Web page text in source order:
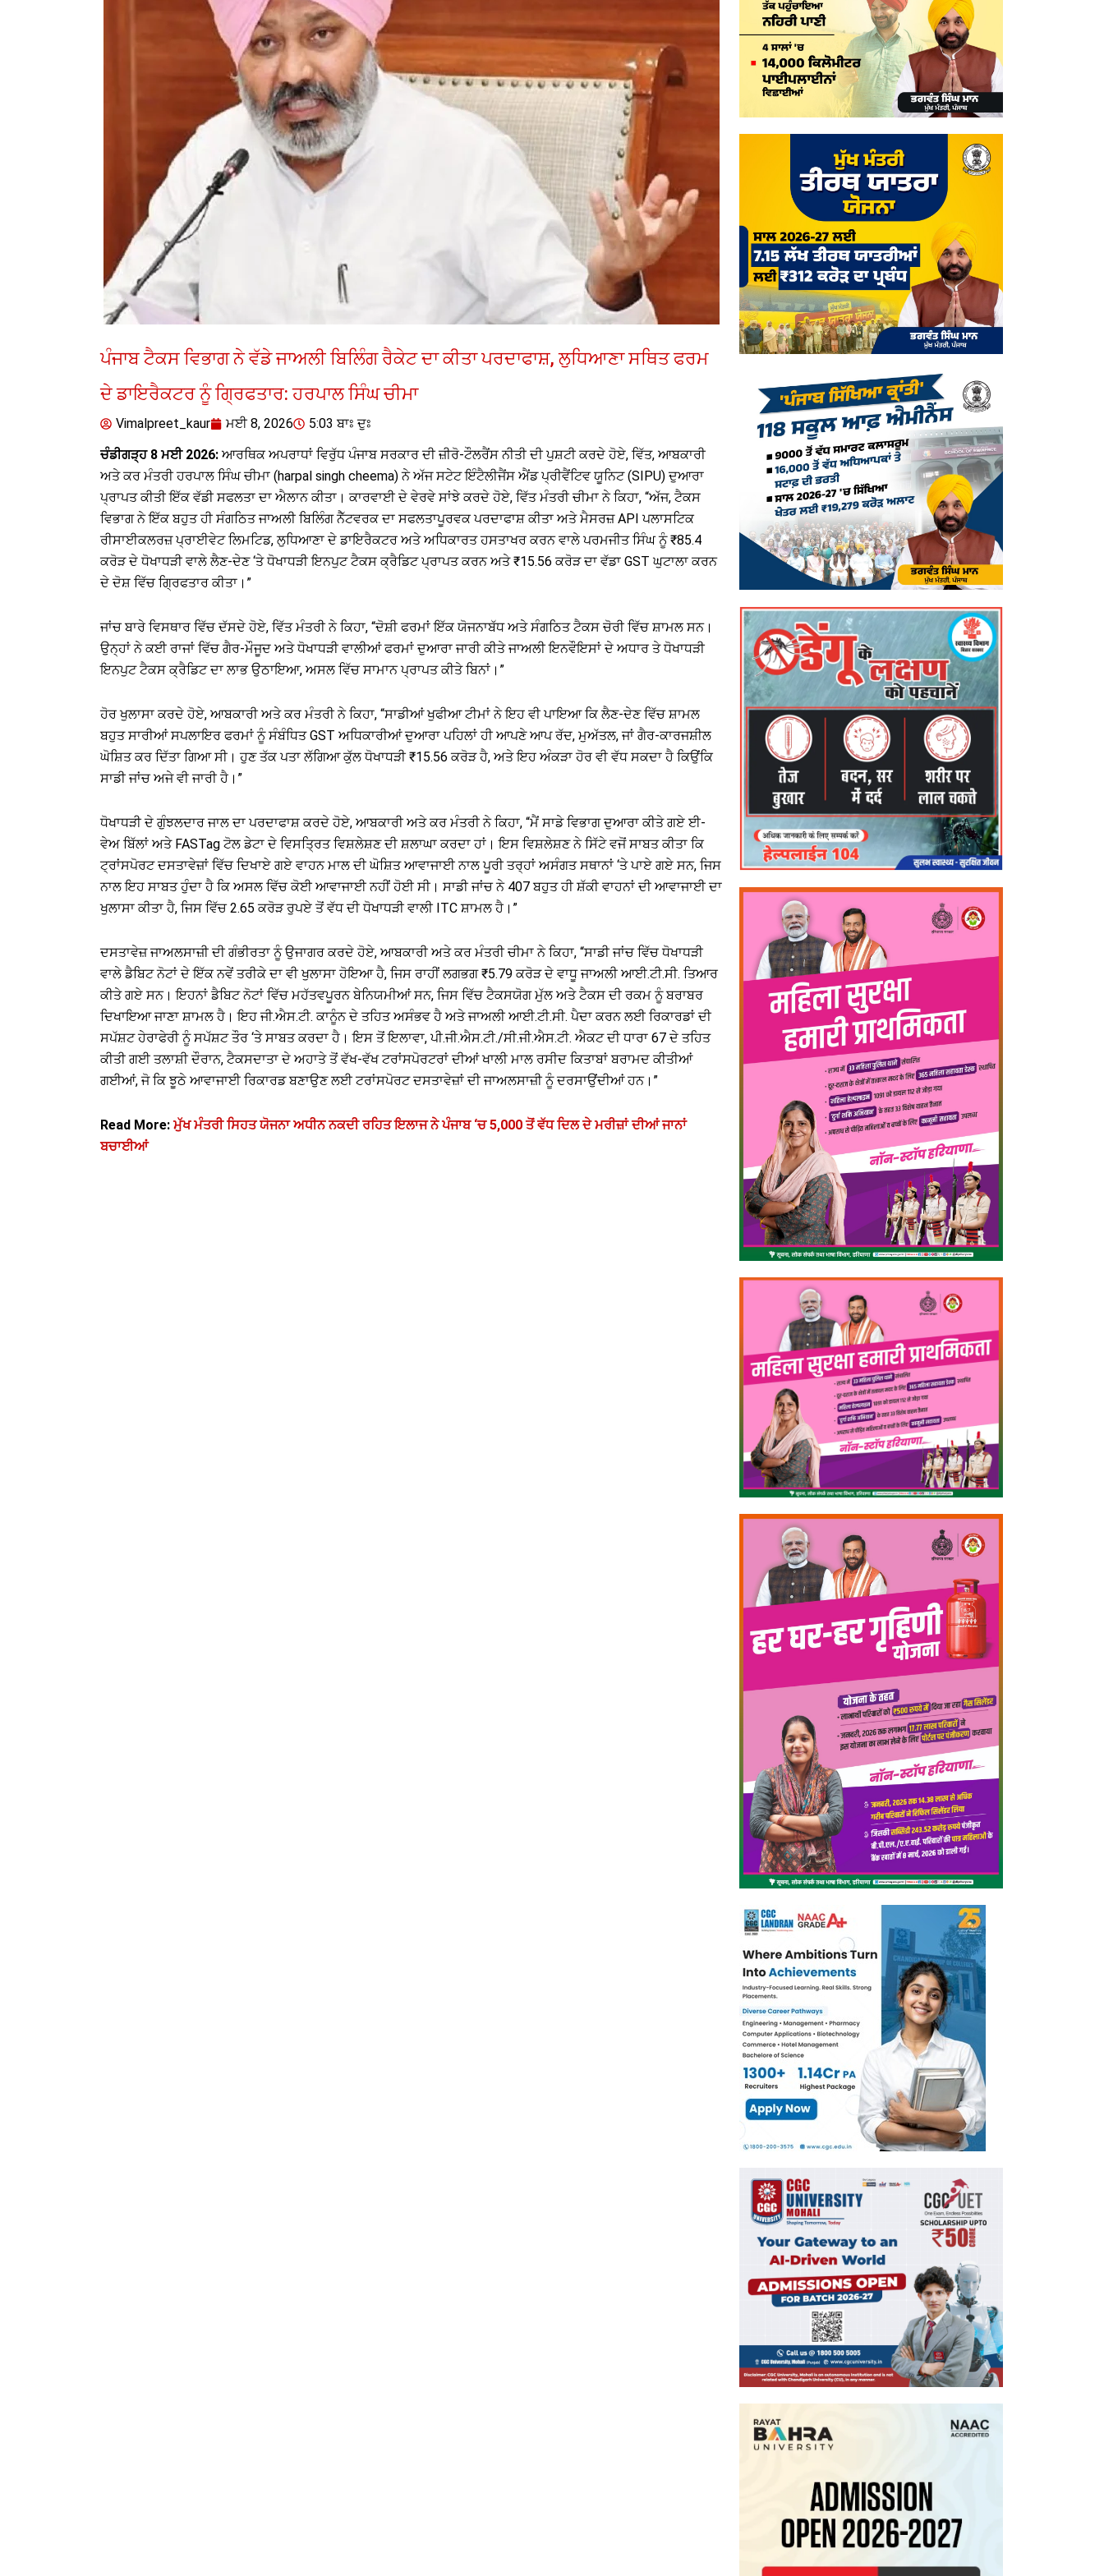
ਪੰਜਾਬ ਟੈਕਸ ਵਿਭਾਗ ਨੇ ਵੱਡੇ ਜਾਅਲੀ ਬਿਲਿੰਗ ਰੈਕੇਟ ਦਾ ਕੀਤਾ ਪਰਦਾਫਾਸ਼, ਲੁਧਿਆਣਾ ਸਥਿਤ ਫਰਮ
ਦੇ ਡਾਇਰੈਕਟਰ ਨੂੰ ਗ੍ਰਿਫਤਾਰ: ਹਰਪਾਲ ਸਿੰਘ ਚੀਮਾ
Vimalpreet_kaur ਮਈ 8, 2026
5:03 ਬਾਃ ਦੁਃ
ਚੰਡੀਗੜ੍ਹ 8 ਮਈ 2026: ਆਰਥਿਕ ਅਪਰਾਧਾਂ ਵਿਰੁੱਧ ਪੰਜਾਬ ਸਰਕਾਰ ਦੀ ਜ਼ੀਰੋ-ਟੌਲਰੈਂਸ ਨੀਤੀ ਦੀ ਪੁਸ਼ਟੀ ਕਰਦੇ ਹੋਏ, ਵਿੱਤ, ਆਬਕਾਰੀ
ਅਤੇ ਕਰ ਮੰਤਰੀ ਹਰਪਾਲ ਸਿੰਘ ਚੀਮਾ (harpal singh cheema) ਨੇ ਅੱਜ ਸਟੇਟ ਇੰਟੈਲੀਜੈਂਸ ਐਂਡ ਪ੍ਰੀਵੈਂਟਿਵ ਯੂਨਿਟ (SIPU) ਦੁਆਰਾ
ਪ੍ਰਾਪਤ ਕੀਤੀ ਇੱਕ ਵੱਡੀ ਸਫਲਤਾ ਦਾ ਐਲਾਨ ਕੀਤਾ। ਕਾਰਵਾਈ ਦੇ ਵੇਰਵੇ ਸਾਂਝੇ ਕਰਦੇ ਹੋਏ, ਵਿੱਤ ਮੰਤਰੀ ਚੀਮਾ ਨੇ ਕਿਹਾ, “ਅੱਜ, ਟੈਕਸ
ਵਿਭਾਗ ਨੇ ਇੱਕ ਬਹੁਤ ਹੀ ਸੰਗਠਿਤ ਜਾਅਲੀ ਬਿਲਿੰਗ ਨੈੱਟਵਰਕ ਦਾ ਸਫਲਤਾਪੂਰਵਕ ਪਰਦਾਫਾਸ਼ ਕੀਤਾ ਅਤੇ ਮੈਸਰਜ਼ API ਪਲਾਸਟਿਕ
ਰੀਸਾਈਕਲਰਜ਼ ਪ੍ਰਾਈਵੇਟ ਲਿਮਟਿਡ, ਲੁਧਿਆਣਾ ਦੇ ਡਾਇਰੈਕਟਰ ਅਤੇ ਅਧਿਕਾਰਤ ਹਸਤਾਖਰ ਕਰਨ ਵਾਲੇ ਪਰਮਜੀਤ ਸਿੰਘ ਨੂੰ ₹85.4
ਕਰੋੜ ਦੇ ਧੋਖਾਧੜੀ ਵਾਲੇ ਲੈਣ-ਦੇਣ ‘ਤੇ ਧੋਖਾਧੜੀ ਇਨਪੁਟ ਟੈਕਸ ਕ੍ਰੈਡਿਟ ਪ੍ਰਾਪਤ ਕਰਨ ਅਤੇ ₹15.56 ਕਰੋੜ ਦਾ ਵੱਡਾ GST ਘੁਟਾਲਾ ਕਰਨ
ਦੇ ਦੋਸ਼ ਵਿੱਚ ਗ੍ਰਿਫਤਾਰ ਕੀਤਾ।”
ਜਾਂਚ ਬਾਰੇ ਵਿਸਥਾਰ ਵਿੱਚ ਦੱਸਦੇ ਹੋਏ, ਵਿੱਤ ਮੰਤਰੀ ਨੇ ਕਿਹਾ, “ਦੋਸ਼ੀ ਫਰਮਾਂ ਇੱਕ ਯੋਜਨਾਬੱਧ ਅਤੇ ਸੰਗਠਿਤ ਟੈਕਸ ਚੋਰੀ ਵਿੱਚ ਸ਼ਾਮਲ ਸਨ।
ਉਨ੍ਹਾਂ ਨੇ ਕਈ ਰਾਜਾਂ ਵਿੱਚ ਗੈਰ-ਮੌਜੂਦ ਅਤੇ ਧੋਖਾਧੜੀ ਵਾਲੀਆਂ ਫਰਮਾਂ ਦੁਆਰਾ ਜਾਰੀ ਕੀਤੇ ਜਾਅਲੀ ਇਨਵੌਇਸਾਂ ਦੇ ਅਧਾਰ ਤੇ ਧੋਖਾਧੜੀ
ਇਨਪੁਟ ਟੈਕਸ ਕ੍ਰੈਡਿਟ ਦਾ ਲਾਭ ਉਠਾਇਆ, ਅਸਲ ਵਿੱਚ ਸਾਮਾਨ ਪ੍ਰਾਪਤ ਕੀਤੇ ਬਿਨਾਂ।”
ਹੋਰ ਖੁਲਾਸਾ ਕਰਦੇ ਹੋਏ, ਆਬਕਾਰੀ ਅਤੇ ਕਰ ਮੰਤਰੀ ਨੇ ਕਿਹਾ, “ਸਾਡੀਆਂ ਖੁਫੀਆ ਟੀਮਾਂ ਨੇ ਇਹ ਵੀ ਪਾਇਆ ਕਿ ਲੈਣ-ਦੇਣ ਵਿੱਚ ਸ਼ਾਮਲ
ਬਹੁਤ ਸਾਰੀਆਂ ਸਪਲਾਇਰ ਫਰਮਾਂ ਨੂੰ ਸੰਬੰਧਿਤ GST ਅਧਿਕਾਰੀਆਂ ਦੁਆਰਾ ਪਹਿਲਾਂ ਹੀ ਆਪਣੇ ਆਪ ਰੱਦ, ਮੁਅੱਤਲ, ਜਾਂ ਗੈਰ-ਕਾਰਜਸ਼ੀਲ
ਘੋਸ਼ਿਤ ਕਰ ਦਿੱਤਾ ਗਿਆ ਸੀ। ਹੁਣ ਤੱਕ ਪਤਾ ਲੱਗਿਆ ਕੁੱਲ ਧੋਖਾਧੜੀ ₹15.56 ਕਰੋੜ ਹੈ, ਅਤੇ ਇਹ ਅੰਕੜਾ ਹੋਰ ਵੀ ਵੱਧ ਸਕਦਾ ਹੈ ਕਿਉਂਕਿ
ਸਾਡੀ ਜਾਂਚ ਅਜੇ ਵੀ ਜਾਰੀ ਹੈ।”
ਧੋਖਾਧੜੀ ਦੇ ਗੁੰਝਲਦਾਰ ਜਾਲ ਦਾ ਪਰਦਾਫਾਸ਼ ਕਰਦੇ ਹੋਏ, ਆਬਕਾਰੀ ਅਤੇ ਕਰ ਮੰਤਰੀ ਨੇ ਕਿਹਾ, “ਮੈਂ ਸਾਡੇ ਵਿਭਾਗ ਦੁਆਰਾ ਕੀਤੇ ਗਏ ਈ-
ਵੇਅ ਬਿੱਲਾਂ ਅਤੇ FASTag ਟੋਲ ਡੇਟਾ ਦੇ ਵਿਸਤ੍ਰਿਤ ਵਿਸ਼ਲੇਸ਼ਣ ਦੀ ਸ਼ਲਾਘਾ ਕਰਦਾ ਹਾਂ। ਇਸ ਵਿਸ਼ਲੇਸ਼ਣ ਨੇ ਸਿੱਟੇ ਵਜੋਂ ਸਾਬਤ ਕੀਤਾ ਕਿ
ਟ੍ਰਾਂਸਪੋਰਟ ਦਸਤਾਵੇਜ਼ਾਂ ਵਿੱਚ ਦਿਖਾਏ ਗਏ ਵਾਹਨ ਮਾਲ ਦੀ ਘੋਸ਼ਿਤ ਆਵਾਜਾਈ ਨਾਲ ਪੂਰੀ ਤਰ੍ਹਾਂ ਅਸੰਗਤ ਸਥਾਨਾਂ ‘ਤੇ ਪਾਏ ਗਏ ਸਨ, ਜਿਸ
ਨਾਲ ਇਹ ਸਾਬਤ ਹੁੰਦਾ ਹੈ ਕਿ ਅਸਲ ਵਿੱਚ ਕੋਈ ਆਵਾਜਾਈ ਨਹੀਂ ਹੋਈ ਸੀ। ਸਾਡੀ ਜਾਂਚ ਨੇ 407 ਬਹੁਤ ਹੀ ਸ਼ੱਕੀ ਵਾਹਨਾਂ ਦੀ ਆਵਾਜਾਈ ਦਾ
ਖੁਲਾਸਾ ਕੀਤਾ ਹੈ, ਜਿਸ ਵਿੱਚ 2.65 ਕਰੋੜ ਰੁਪਏ ਤੋਂ ਵੱਧ ਦੀ ਧੋਖਾਧੜੀ ਵਾਲੀ ITC ਸ਼ਾਮਲ ਹੈ।”
ਦਸਤਾਵੇਜ਼ ਜਾਅਲਸਾਜ਼ੀ ਦੀ ਗੰਭੀਰਤਾ ਨੂੰ ਉਜਾਗਰ ਕਰਦੇ ਹੋਏ, ਆਬਕਾਰੀ ਅਤੇ ਕਰ ਮੰਤਰੀ ਚੀਮਾ ਨੇ ਕਿਹਾ, “ਸਾਡੀ ਜਾਂਚ ਵਿੱਚ ਧੋਖਾਧੜੀ
ਵਾਲੇ ਡੈਬਿਟ ਨੋਟਾਂ ਦੇ ਇੱਕ ਨਵੇਂ ਤਰੀਕੇ ਦਾ ਵੀ ਖੁਲਾਸਾ ਹੋਇਆ ਹੈ, ਜਿਸ ਰਾਹੀਂ ਲਗਭਗ ₹5.79 ਕਰੋੜ ਦੇ ਵਾਧੂ ਜਾਅਲੀ ਆਈ.ਟੀ.ਸੀ. ਤਿਆਰ
ਕੀਤੇ ਗਏ ਸਨ। ਇਹਨਾਂ ਡੈਬਿਟ ਨੋਟਾਂ ਵਿੱਚ ਮਹੱਤਵਪੂਰਨ ਬੇਨਿਯਮੀਆਂ ਸਨ, ਜਿਸ ਵਿੱਚ ਟੈਕਸਯੋਗ ਮੁੱਲ ਅਤੇ ਟੈਕਸ ਦੀ ਰਕਮ ਨੂੰ ਬਰਾਬਰ
ਦਿਖਾਇਆ ਜਾਣਾ ਸ਼ਾਮਲ ਹੈ। ਇਹ ਜੀ.ਐਸ.ਟੀ. ਕਾਨੂੰਨ ਦੇ ਤਹਿਤ ਅਸੰਭਵ ਹੈ ਅਤੇ ਜਾਅਲੀ ਆਈ.ਟੀ.ਸੀ. ਪੈਦਾ ਕਰਨ ਲਈ ਰਿਕਾਰਡਾਂ ਦੀ
ਸਪੱਸ਼ਟ ਹੇਰਾਫੇਰੀ ਨੂੰ ਸਪੱਸ਼ਟ ਤੌਰ ‘ਤੇ ਸਾਬਤ ਕਰਦਾ ਹੈ। ਇਸ ਤੋਂ ਇਲਾਵਾ, ਪੀ.ਜੀ.ਐਸ.ਟੀ./ਸੀ.ਜੀ.ਐਸ.ਟੀ. ਐਕਟ ਦੀ ਧਾਰਾ 67 ਦੇ ਤਹਿਤ
ਕੀਤੀ ਗਈ ਤਲਾਸ਼ੀ ਦੌਰਾਨ, ਟੈਕਸਦਾਤਾ ਦੇ ਅਹਾਤੇ ਤੋਂ ਵੱਖ-ਵੱਖ ਟਰਾਂਸਪੋਰਟਰਾਂ ਦੀਆਂ ਖਾਲੀ ਮਾਲ ਰਸੀਦ ਕਿਤਾਬਾਂ ਬਰਾਮਦ ਕੀਤੀਆਂ
ਗਈਆਂ, ਜੋ ਕਿ ਝੂਠੇ ਆਵਾਜਾਈ ਰਿਕਾਰਡ ਬਣਾਉਣ ਲਈ ਟਰਾਂਸਪੋਰਟ ਦਸਤਾਵੇਜ਼ਾਂ ਦੀ ਜਾਅਲਸਾਜ਼ੀ ਨੂੰ ਦਰਸਾਉਂਦੀਆਂ ਹਨ।”
Read More:ਮੁੱਖ ਮੰਤਰੀ ਸਿਹਤ ਯੋਜਨਾ ਅਧੀਨ ਨਕਦੀ ਰਹਿਤ ਇਲਾਜ ਨੇ ਪੰਜਾਬ ‘ਚ 5,000 ਤੋਂ ਵੱਧ ਦਿਲ ਦੇ ਮਰੀਜ਼ਾਂ ਦੀਆਂ ਜਾਨਾਂ
ਬਚਾਈਆਂ